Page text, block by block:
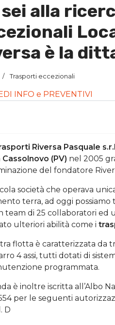
sei alla
è la
Trasporti eccezionali
INFO e PREVENTIVI
Riversa Pasquale
Cassolnovo (PV) nel 2005
del fondatore
società che operava
terra, ad oggi possiamo
team di 25 collaboratori ed
ulteriori abilità come i
flotta è caratterizzata da
4 assi, tutti dotati di
programmata.
è inoltre iscritta all’Albo
per le seguenti
D